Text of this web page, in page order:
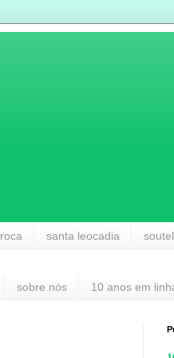
roca santa leocadia
sobre nós 10 anos em